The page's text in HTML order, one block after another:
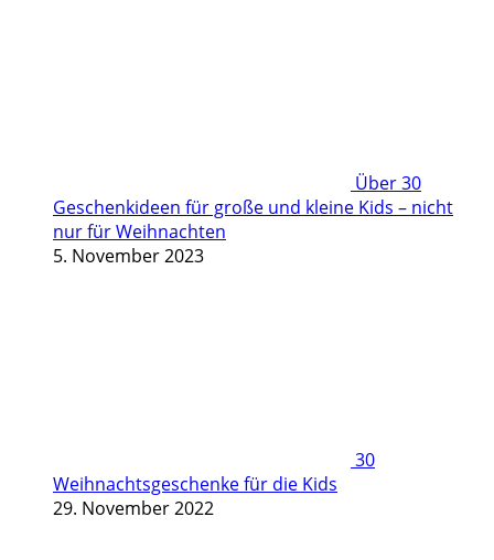
Über 30
Geschenkideen für große und kleine Kids – nicht
nur für Weihnachten
5. November 2023
30
Weihnachtsgeschenke für die Kids
29. November 2022